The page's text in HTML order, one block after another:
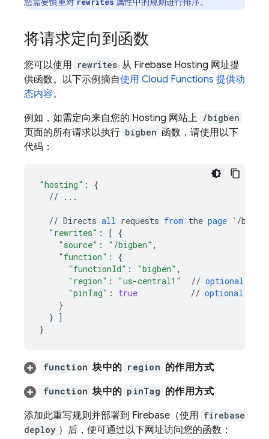
将请求定向到函数
您可以使用 rewrites 从 Firebase Hosting 网址提
供函数。以下示例摘自使用 Cloud Functions 提供动
态内容。
例如，如需定向来自您的 Hosting 网站上 /bigben
页面的所有请求以执行 bigben 函数，请使用以下
代码：
"hosting" :
{
//
...
// Directs all requests from the page `/
"rewrites" : [ {
"source" : "/bigben" ,
"function" :
{
"functionId" : "bigben" ,
"region" : "us-central1" // optional
"pinTag" : true // optional
}
} ]
}
function 块中的 region 的作用方式
function 块中的 pinTag 的作用方式
添加此重写规则并部署到 Firebase（使用 firebase
deploy ）后，便可通过以下网址访问您的函数：